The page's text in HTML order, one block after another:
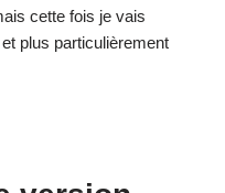
cette fois je vais
plus particulièrement